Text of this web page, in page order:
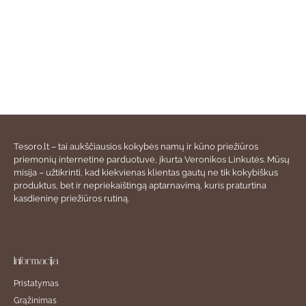
Tesoro.lt – tai aukščiausios kokybės namų ir kūno priežiūros
priemonių internetinė parduotuvė, įkurta Veronikos Linkutės. Mūsų
misija – užtikrinti, kad kiekvienas klientas gautų ne tik kokybiškus
produktus, bet ir nepriekaištingą aptarnavimą, kuris praturtina
kasdieninę priežiūros rutiną.
Informacija
Pristatymas
Grąžinimas